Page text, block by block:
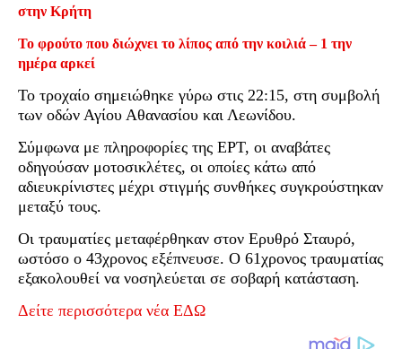
στην Κρήτη
Το φρούτο που διώχνει το λίπος από την κοιλιά – 1 την
ημέρα αρκεί
Το τροχαίο σημειώθηκε γύρω στις 22:15, στη συμβολή
των οδών Αγίου Αθανασίου και Λεωνίδου.
Σύμφωνα με πληροφορίες της ΕΡΤ, οι αναβάτες
οδηγούσαν μοτοσικλέτες, οι οποίες κάτω από
αδιευκρίνιστες μέχρι στιγμής συνθήκες συγκρούστηκαν
μεταξύ τους.
Οι τραυματίες μεταφέρθηκαν στον Ερυθρό Σταυρό,
ωστόσο ο 43χρονος εξέπνευσε. Ο 61χρονος τραυματίας
εξακολουθεί να νοσηλεύεται σε σοβαρή κατάσταση.
Δείτε περισσότερα νέα ΕΔΩ